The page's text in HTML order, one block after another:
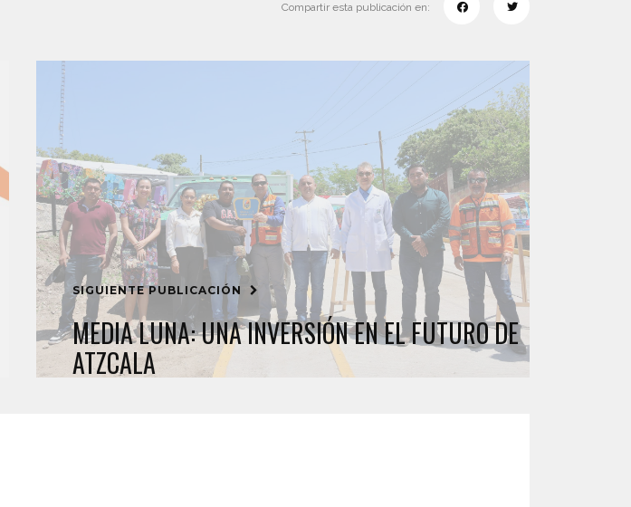
Compartir esta publicación en:
SIGUIENTE PUBLICACIÓN
MEDIA LUNA: UNA INVERSIÓN EN EL FUTURO DE
ATZCALA